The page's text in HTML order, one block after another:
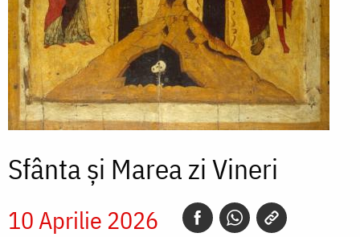
Sfânta și Marea zi Vineri
10 Aprilie 2026